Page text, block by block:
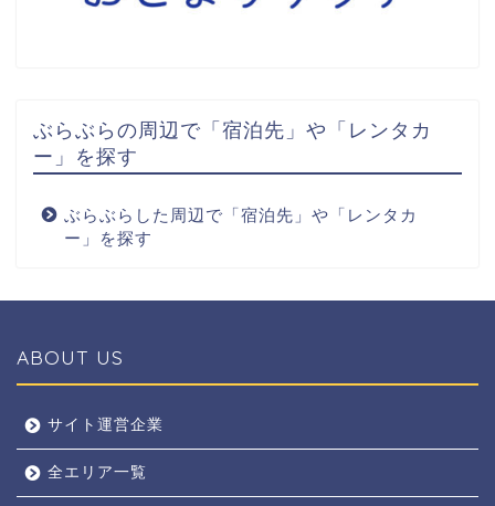
ぶらぶらの周辺で「宿泊先」や「レンタカ
ー」を探す
ぶらぶらした周辺で「宿泊先」や「レンタカ
ー」を探す
ABOUT US
サイト運営企業
全エリア一覧